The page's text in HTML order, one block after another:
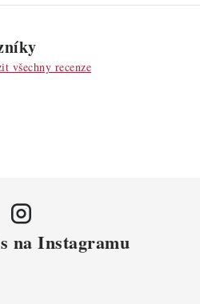
všechny recenze
na Instagramu